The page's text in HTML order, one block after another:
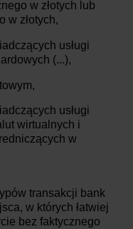
w złotych lub
w złotych,
usługi
(...),
usługi
wirtualnych i
w
transakcji bank
w których łatwiej
bez faktycznego